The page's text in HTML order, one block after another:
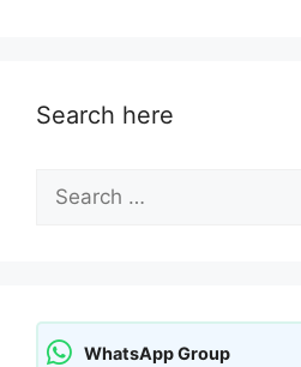
Search here
Search
for:
WhatsApp Group